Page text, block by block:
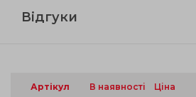
Відгуки
Артікул В наявності Ціна